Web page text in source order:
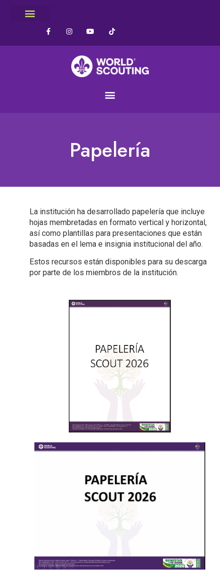
Papelería
La institución ha desarrollado papelería que incluye
hojas membretadas en formato vertical y horizontal,
así como plantillas para presentaciones que están
basadas en el lema e insignia institucional del año.
Estos recursos están disponibles para su descarga
por parte de los miembros de la institución.